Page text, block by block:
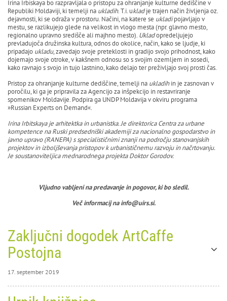
Irina Irbiskaya bo razpravljala o pristopu za ohranjanje kulturne dediščine v
Republiki Moldaviji, ki temelji na ukladih. T.i. ukladje trajen način življenja oz.
dejavnosti, ki se odraža v prostoru. Načini, na katere se ukladipojavljajo v
mestu, se razlikujejo glede na velikost in vlogo mesta (npr. glavno mesto,
regionalno upravno središče ali majhno mesto). Ukladopredeljujejo
prevladujoča družinska kultura, odnos do okolice, način, kako se ljudje, ki
pripadajo ukladu, zavedajo svoje preteklosti in gradijo svojo prihodnost, kako
dojemajo svoje otroke, v kakšnem odnosu so s svojim ozemljem in sosedi,
kako ravnajo s svojo in tujo lastnino, kako delajo ter preživljajo svoj prosti čas.
Pristop za ohranjanje kulturne dediščine, temelji na ukladihin je zasnovan v
poročilu, ki ga je pripravila za Agencijo za inšpekcijo in restavriranje
spomenikov Moldavije. Podpira ga UNDP Moldavija v okviru programa
»Russian Experts on Demand«.
Irina Irbitskaya je arhitektka in urbanistka. Je direktorica Centra za urbane
kompetence na Ruski predsedniški akademiji za nacionalno gospodarstvo in
javno upravo (RANEPA) s specialističnimi znanji na področju stanovanjskih
projektov in izboljševanja pristopov k urbanističnemu razvoju in načrtovanju.
Je soustanoviteljica mednarodnega projekta Doktor Gorodov.
Vljudno vabljeni na predavanje in pogovor, ki bo sledil.
Več informacij na info@uirs.si.
Zaključni dogodek ArtCaffe
Postojna
17. september 2019